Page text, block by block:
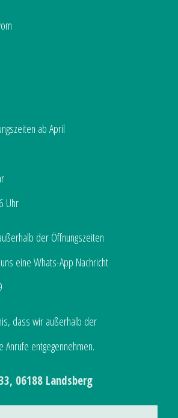
ab April
Uhr
der Öffnungszeiten
eine Whats-App Nachricht
dass wir außerhalb der
Anrufe entgegennehmen.
06188 Landsberg